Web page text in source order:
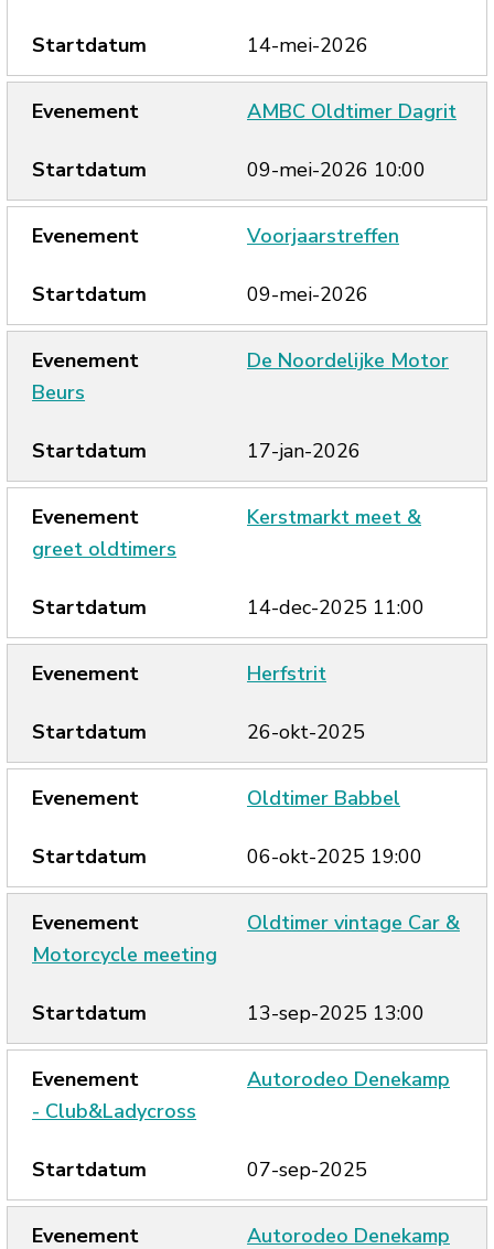
14-mei-2026
AMBC Oldtimer Dagrit
09-mei-2026 10:00
Voorjaarstreffen
09-mei-2026
De Noordelijke Motor
Beurs
17-jan-2026
Kerstmarkt meet &
greet oldtimers
14-dec-2025 11:00
Herfstrit
26-okt-2025
Oldtimer Babbel
06-okt-2025 19:00
Oldtimer vintage Car &
Motorcycle meeting
13-sep-2025 13:00
Autorodeo Denekamp
- Club&Ladycross
07-sep-2025
Autorodeo Denekamp